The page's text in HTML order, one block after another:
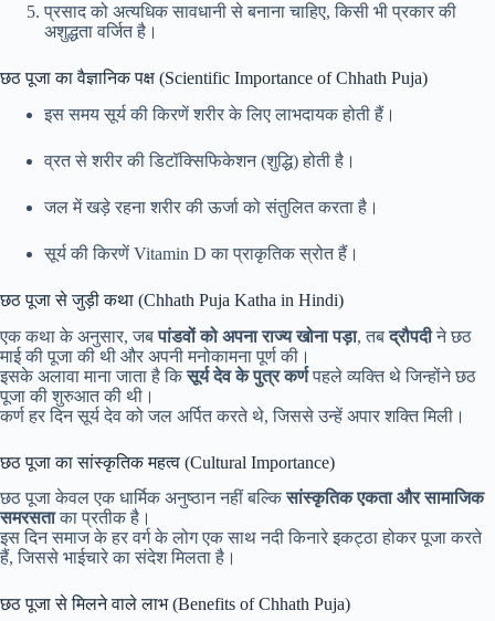
प्रसाद को अत्यधिक सावधानी से बनाना चाहिए, किसी भी प्रकार की
अशुद्धता वर्जित है।
छठ पूजा का वैज्ञानिक पक्ष (Scientific Importance of Chhath Puja)
इस समय सूर्य की किरणें शरीर के लिए लाभदायक होती हैं।
व्रत से शरीर की डिटॉक्सिफिकेशन (शुद्धि) होती है।
जल में खड़े रहना शरीर की ऊर्जा को संतुलित करता है।
सूर्य की किरणें Vitamin D का प्राकृतिक स्रोत हैं।
छठ पूजा से जुड़ी कथा (Chhath Puja Katha in Hindi)
एक कथा के अनुसार, जबपांडवों को अपना राज्य खोना पड़ा, तबद्रौपदीने छठ
माई की पूजा की थी और अपनी मनोकामना पूर्ण की।
इसके अलावा माना जाता है किसूर्य देव के पुत्र कर्णपहले व्यक्ति थे जिन्होंने छठ
पूजा की शुरुआत की थी।
कर्ण हर दिन सूर्य देव को जल अर्पित करते थे, जिससे उन्हें अपार शक्ति मिली।
छठ पूजा का सांस्कृतिक महत्व (Cultural Importance)
छठ पूजा केवल एक धार्मिक अनुष्ठान नहीं बल्किसांस्कृतिक एकता और सामाजिक
समरसताका प्रतीक है।
इस दिन समाज के हर वर्ग के लोग एक साथ नदी किनारे इकट्ठा होकर पूजा करते
हैं, जिससे भाईचारे का संदेश मिलता है।
छठ पूजा से मिलने वाले लाभ (Benefits of Chhath Puja)